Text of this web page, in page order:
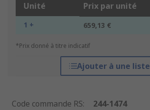
Unité Prix par unité
1 + 659,13 €
*Prix donné à titre indicatif
Ajouter à une liste
Code commande RS:
244-1474